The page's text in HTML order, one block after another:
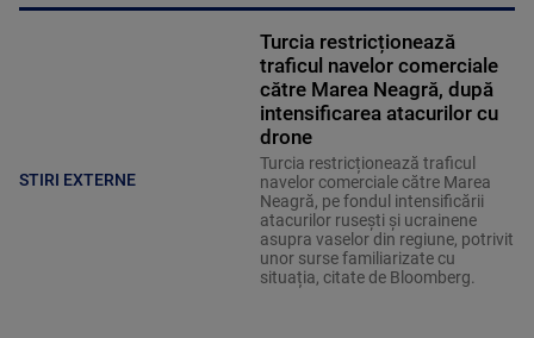
STIRI EXTERNE
Turcia restricționează
traficul navelor comerciale
către Marea Neagră, după
intensificarea atacurilor cu
drone
Turcia restricționează traficul
navelor comerciale către Marea
Neagră, pe fondul intensificării
atacurilor rusești și ucrainene
asupra vaselor din regiune, potrivit
unor surse familiarizate cu
situația, citate de Bloomberg.